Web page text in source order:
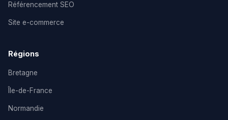
Référencement SEO
Site e-commerce
Régions
Bretagne
Île-de-France
Normandie